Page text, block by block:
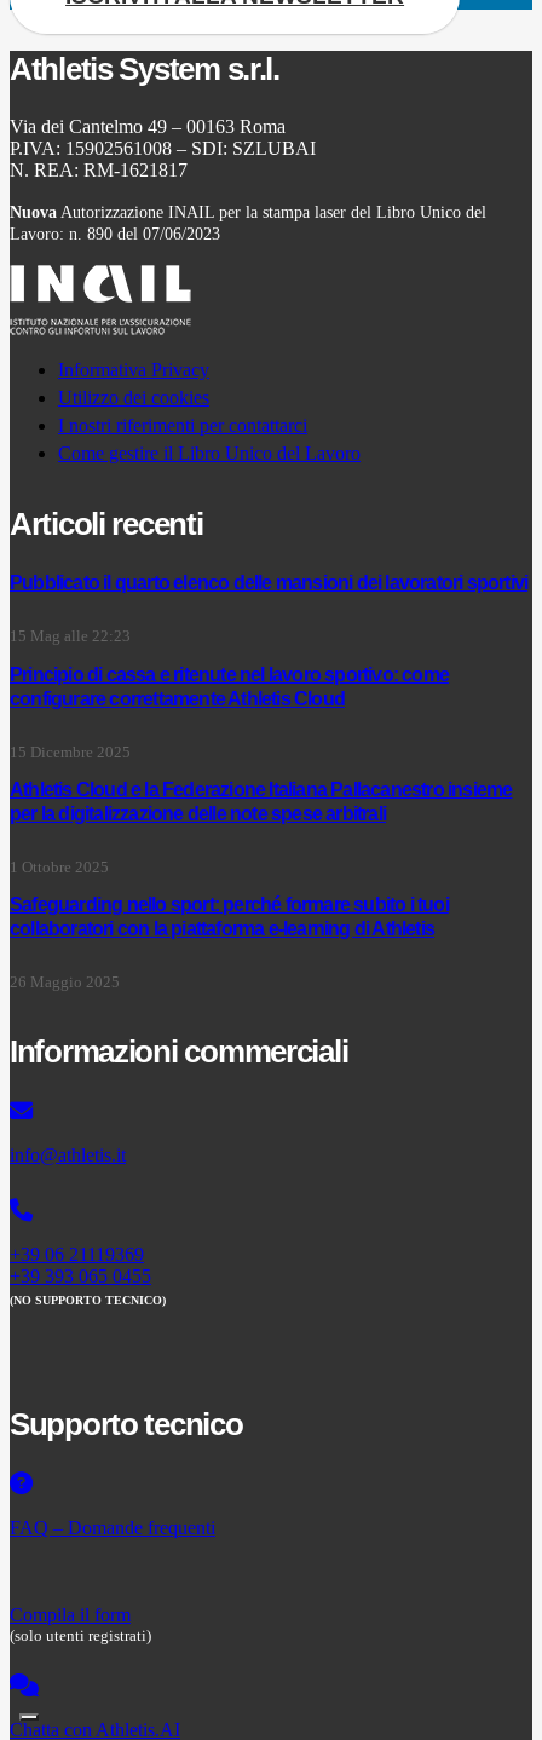
Athletis System s.r.l.
Via dei Cantelmo 49 – 00163 Roma
P.IVA: 15902561008 – SDI: SZLUBAI
N. REA: RM-1621817
Nuova Autorizzazione INAIL per la stampa laser del Libro Unico del
Lavoro: n. 890 del 07/06/2023
Informativa Privacy
Utilizzo dei cookies
I nostri riferimenti per contattarci
Come gestire il Libro Unico del Lavoro
Articoli recenti
Pubblicato il quarto elenco delle mansioni dei lavoratori sportivi
15 Mag alle 22:23
Principio di cassa e ritenute nel lavoro sportivo: come
configurare correttamente Athletis Cloud
15 Dicembre 2025
Athletis Cloud e la Federazione Italiana Pallacanestro insieme
per la digitalizzazione delle note spese arbitrali
1 Ottobre 2025
Safeguarding nello sport: perché formare subito i tuoi
collaboratori con la piattaforma e-learning di Athletis
26 Maggio 2025
Informazioni commerciali
info@athletis.it
+39 06 21119369
+39 393 065 0455
(NO SUPPORTO TECNICO)
Supporto tecnico
FAQ – Domande frequenti
Compila il form
(solo utenti registrati)
Chatta con Athletis.AI